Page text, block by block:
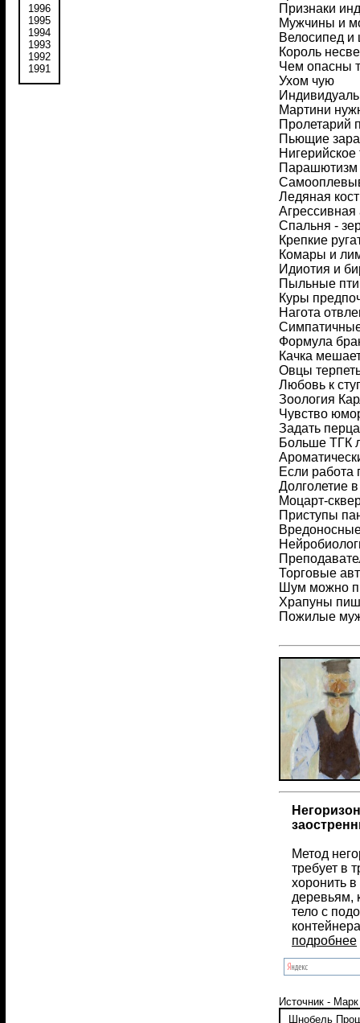
1996
1995
1994
1993
1992
1991
Признаки
Мужчины и
Велосипед
Король
Чем опасны
Ухом чую
Мартини
Пролетарий
Пьющие
Нигерийское
Парашютизм
Ледяная
Агрессивная
Спальня -
Крепкие
Комары и
Идиотия и
Пыльные
Куры
Нагота
Формула
Качка
Овцы
Любовь к
Зоология
Чувство
Задать
Больше ТГК
Если работа
Долголетие
Моцарт-
Приступы
Торговые
Шум можно
Храпуны
Пожилые
Метод
требует в
хоронить в
деревьям,
тело с
контейнера
подробнее
Источник -
Шнобель